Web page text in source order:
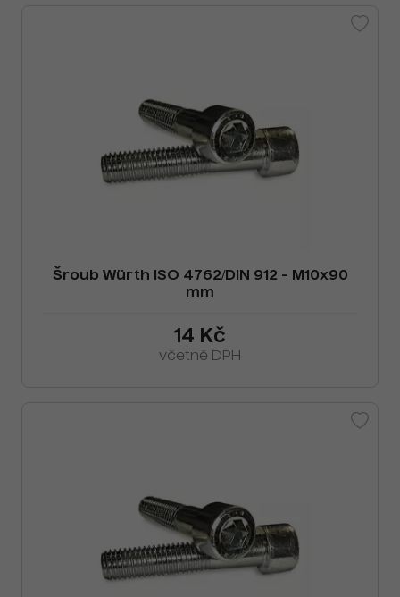
Šroub Würth ISO 4762/DIN 912 - M10x90
mm
14 Kč
včetně DPH